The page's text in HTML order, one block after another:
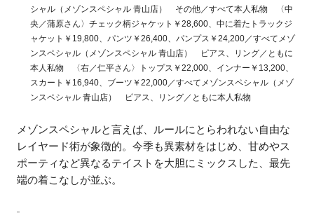
シャル（メゾンスペシャル 青山店） その他／すべて本人私物 〈中
央／蒲原さん〉チェック柄ジャケット￥28,600、中に着たトラックジ
ャケット￥19,800、パンツ￥26,400、パンプス￥24,200／すべてメゾ
ンスペシャル（メゾンスペシャル 青山店） ピアス、リング／ともに
本人私物 〈右／仁平さん〉トップス￥22,000、インナー￥13,200、
スカート￥16,940、ブーツ￥22,000／すべてメゾンスペシャル（メゾ
ンスペシャル 青山店） ピアス、リング／ともに本人私物
メゾンスペシャルと言えば、ルールにとらわれない自由な
レイヤード術が象徴的。今季も異素材をはじめ、甘めやス
ポーティなど異なるテイストを大胆にミックスした、最先
端の着こなしが並ぶ。